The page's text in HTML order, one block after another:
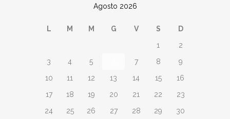
Agosto 2026
L M M G V S
D
1
2
3
4 5 7 8
9
10
11 12 13 14 15
16
17
18 19 20 21 22
23
24
25 26 27 28 29
30